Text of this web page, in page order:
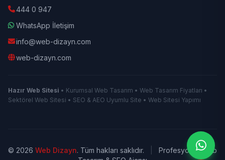
444 0 947
WhatsApp İletişim
info@web-dizayn.com
web-dizayn.com
Hazır Web Sitesi • Kurumsal Web Tasarım • Web Tasarım Fiyatları •
Sektörel Web Sitesi • SEO & AEO Uyumlu Site • Web Sitesi Yapımı
© 2026 Web Dizayn. Tüm hakları saklıdır.
Profesyonel Web